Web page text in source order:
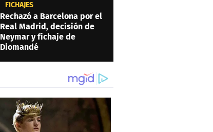
FICHAJES
Rechazó a Barcelona por el
Real Madrid, decisión de
Neymar y fichaje de
Diomandé